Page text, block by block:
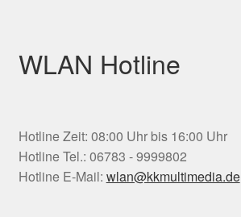
WLAN Hotline
Hotline Zeit: 08:00 Uhr bis 16:00 Uhr
Hotline Tel.: 06783 - 9999802
Hotline E-Mail: wlan@kkmultimedia.de